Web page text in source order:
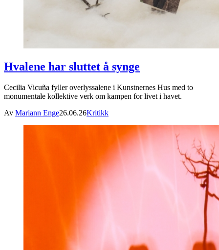
Hvalene har sluttet å synge
Cecilia Vicuña fyller overlyssalene i Kunstnernes Hus med to
monumentale kollektive verk om kampen for livet i havet.
Av Mariann Enge26.06.26Kritikk